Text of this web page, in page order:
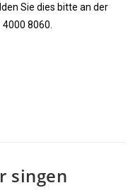
Sie dies bitte an der
8060.
singen